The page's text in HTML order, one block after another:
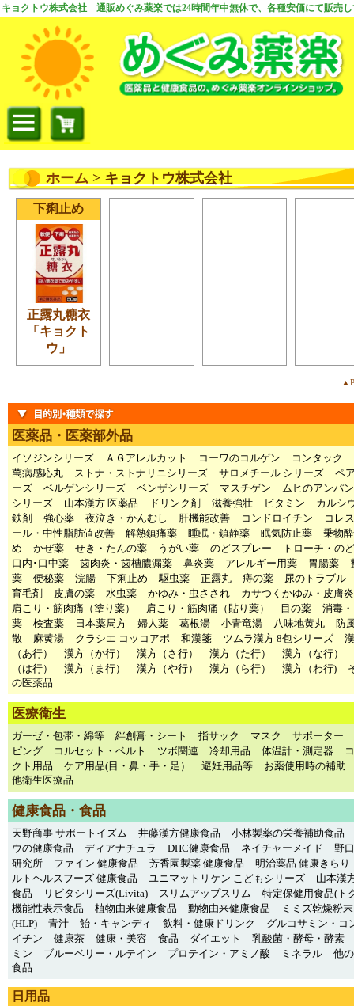
キョクトウ株式会社 通販めぐみ薬楽では24時間年中無休で、各種安価にて販売
ホーム > キョクトウ株式会社
下痢止め
正露丸糖衣
「キョクト
ウ」
医薬品・医薬部外品
イソジンシリーズ ＡＧアレルカット コーワのコルゲン
コンタック
萬病感応丸
ストナ・ストナリニシリーズ サロメチール シリーズ
ペ
ーズ
ベルゲンシリーズ ベンザシリーズ マスチゲン
ムヒのアンパ
シリーズ
山本漢方 医薬品 ドリンク剤 滋養強壮 ビタミン
カルシ
鉄剤
強心薬 夜泣き・かんむし 肝機能改善 コンドロイチン
コレ
ール・中性脂肪値改善
解熱鎮痛薬 睡眠・鎮静薬 眠気防止薬
乗物
め
かぜ薬 せき・たんの薬 うがい薬 のどスプレー
トローチ・の
口内･口中薬
歯肉炎・歯槽膿漏薬 鼻炎薬 アレルギー用薬 胃腸薬
薬
便秘薬 浣腸 下痢止め 駆虫薬 正露丸 痔の薬
尿のトラブル
育毛剤
皮膚の薬 水虫薬 かゆみ・虫さされ
カサつくかゆみ・皮膚
肩こり・筋肉痛（塗り薬）
肩こり・筋肉痛（貼り薬） 目の薬
消毒
薬
検査薬 日本薬局方 婦人薬 葛根湯 小青竜湯 八味地黄丸
防
散
麻黄湯 クラシエ コッコアポ 和漢箋 ツムラ漢方 8包シリーズ
（あ行）
漢方（か行） 漢方（さ行） 漢方（た行）
漢方（な行）
（は行）
漢方（ま行） 漢方（や行） 漢方（ら行） 漢方（わ行)
の医薬品
医療衛生
ガーゼ・包帯・綿等 絆創膏・シート 指サック マスク
サポーター
ピング
コルセット・ベルト ツボ関連 冷却用品 体温計・測定器
クト用品
ケア用品(目・鼻・手・足） 避妊用品等
お薬使用時の補助
他衛生医療品
健康食品・食品
天野商事 サポートイズム 井藤漢方健康食品
小林製薬の栄養補助食品
ウの健康食品
ディアナチュラ DHC健康食品 ネイチャーメイド
野
研究所
ファイン 健康食品 芳香園製薬 健康食品
明治薬品 健康きらり
ルトヘルスフーズ 健康食品
ユニマットリケン こどもシリーズ
山本漢
食品
リビタシリーズ(Livita) スリムアップスリム
特定保健用食品(ト
機能性表示食品
植物由来健康食品 動物由来健康食品
ミミズ乾燥粉末
(HLP)
青汁 飴・キャンディ 飲料・健康ドリンク
グルコサミン・コ
イチン
健康茶 健康・美容 食品 ダイエット
乳酸菌・酵母・酵素
ミン
ブルーベリー・ルテイン プロテイン・アミノ酸 ミネラル
他
食品
日用品